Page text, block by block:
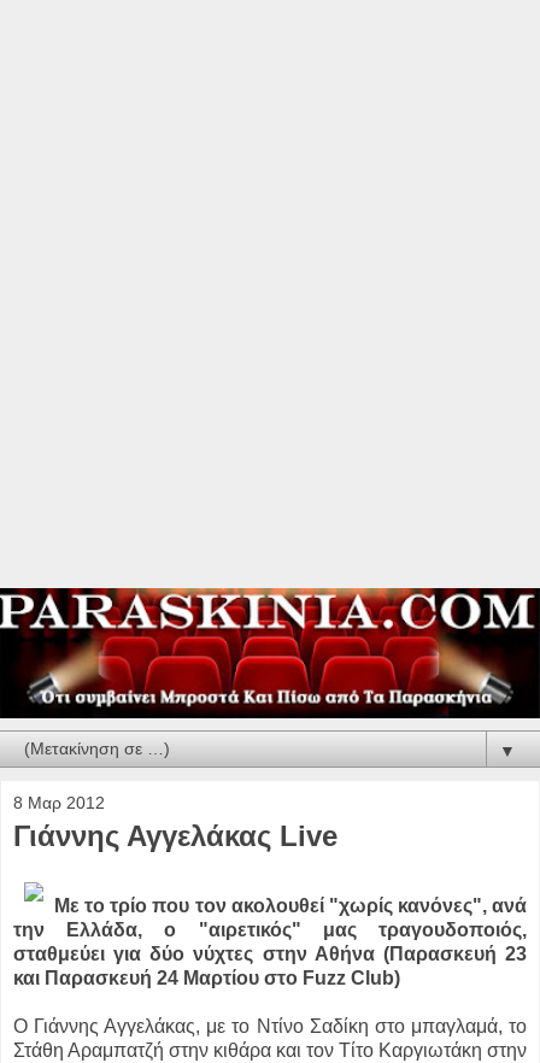
▼
8 Μαρ 2012
Γιάννης Αγγελάκας Live
Με το τρίο που τον ακολουθεί "χωρίς κανόνες", ανά
την Ελλάδα, ο "αιρετικός" μας τραγουδοποιός,
σταθμεύει για δύο νύχτες στην Αθήνα (Παρασκευή 23
και Παρασκευή 24 Μαρτίου στο Fuzz Club)
Ο Γιάννης Αγγελάκας, με το Ντίνο Σαδίκη στο μπαγλαμά, το
Στάθη Αραμπατζή στην κιθάρα και τον Τίτο Καργιωτάκη στην